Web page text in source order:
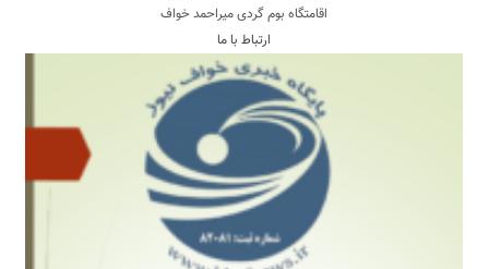
اقامتگاه بوم گردی میراحمد خواف
ارتباط با ما